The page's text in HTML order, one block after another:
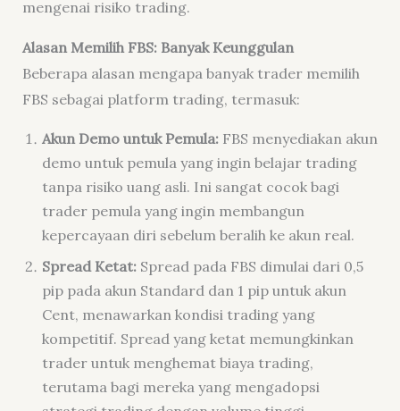
mengenai risiko trading.
Alasan Memilih FBS: Banyak Keunggulan
Beberapa alasan mengapa banyak trader memilih
FBS sebagai platform trading, termasuk:
Akun Demo untuk Pemula: FBS menyediakan akun
demo untuk pemula yang ingin belajar trading
tanpa risiko uang asli. Ini sangat cocok bagi
trader pemula yang ingin membangun
kepercayaan diri sebelum beralih ke akun real.
Spread Ketat: Spread pada FBS dimulai dari 0,5
pip pada akun Standard dan 1 pip untuk akun
Cent, menawarkan kondisi trading yang
kompetitif. Spread yang ketat memungkinkan
trader untuk menghemat biaya trading,
terutama bagi mereka yang mengadopsi